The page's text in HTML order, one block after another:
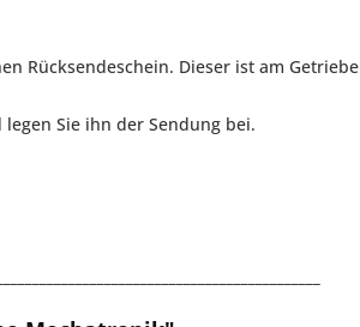
Rücksendeschein. Dieser ist am Getriebe
Sie ihn der Sendung bei.